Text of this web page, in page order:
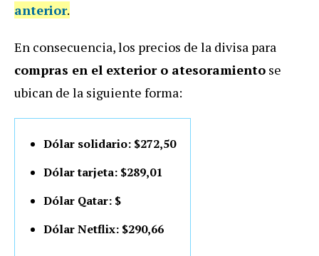
anterior.
En consecuencia, los precios de la divisa para
compras en el exterior o atesoramiento se
ubican de la siguiente forma:
Dólar solidario: $272,50
Dólar tarjeta: $289,01
Dólar Qatar: $
Dólar Netflix: $290,66